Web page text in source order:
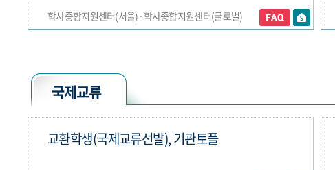
학사종합지원센터(서울) ∙ 학사종합지원센터(글로벌)
국제교류
교환학생(국제교류선발), 기관토플